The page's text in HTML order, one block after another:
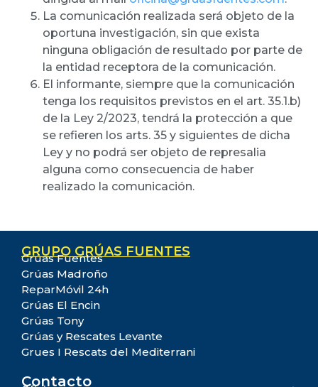
La comunicación realizada será objeto de la
oportuna investigación, sin que exista
ninguna obligación de resultado por parte de
la entidad receptora de la comunicación.
El informante, siempre que la comunicación
tenga los requisitos previstos en el art. 35.1.b)
de la Ley 2/2023, tendrá la protección a que
se refieren los arts. 35 y siguientes de dicha
Ley y no podrá ser objeto de represalia
alguna como consecuencia de haber
realizado la comunicación.
GRUPO GRÚAS FUENTES
Grúas Fuentes
Grúas Madroño
ReparMóvil 24h
Grúas El Encin
Grúas Tony
Grúas y Rescates Levante
Grues I Rescats del Mediterrani
Contacto